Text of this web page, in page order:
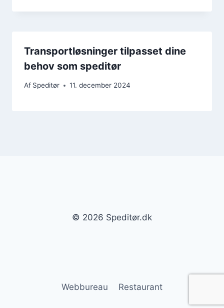
Transportløsninger tilpasset dine
behov som speditør
Af Speditør 11. december 2024
© 2026 Speditør.dk
Webbureau Restaurant